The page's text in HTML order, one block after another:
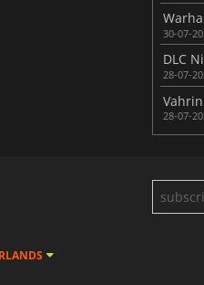
30-07-
DLC
28-07-
28-07-